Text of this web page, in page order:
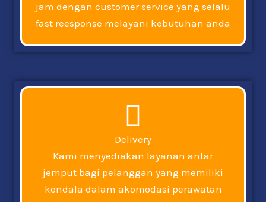
jam dengan customer service yang selalu
fast reesponse melayani kebutuhan anda
Delivery
Kami menyediakan layanan antar
jemput bagi pelanggan yang memiliki
kendala dalam akomodasi perawatan